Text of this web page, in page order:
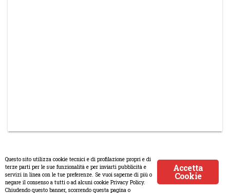
© Copyright 2008-2017 Scenaripolitici.com - Tutti i diritti riservati.
Accetta
Cookie
Questo sito utilizza cookie tecnici e di profilazione propri e di
terze parti per le sue funzionalità e per inviarti pubblicità e
servizi in linea con le tue preferenze. Se vuoi saperne di più o
negare il consenso a tutti o ad alcuni cookie Privacy Policy.
Chiudendo questo banner, scorrendo questa pagina o